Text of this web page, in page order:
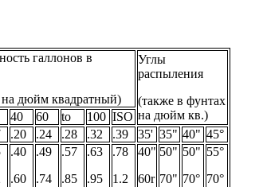
галлонов в
на дюйм квадратный)
Углы
распыления
(также в фунтах
на дюйм кв.)
40 60 to 100 ISO
.20 .24 .28 .32 .39 35' 35" 40" 45°
.40
.60
.49
.74
.57
.85
.63
.95
.78
1.2
40"
60r
50"
70"
50"
70°
55°
70°